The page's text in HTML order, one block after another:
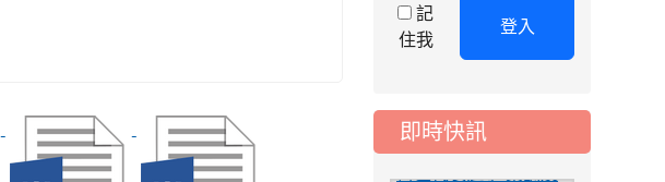
記
住我
登入
即時快訊